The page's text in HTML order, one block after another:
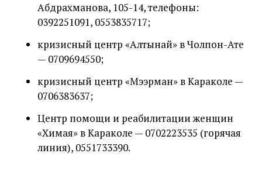
Абдрахманова, 105-14, телефоны:
0392251091, 0553835717;
кризисный центр «Алтынай» в Чолпон-Ате
— 0709694550;
кризисный центр «Мээрман» в Караколе —
0706383637;
Центр помощи и реабилитации женщин
«Химая» в Караколе — 0702223535 (горячая
линия), 0551733390.